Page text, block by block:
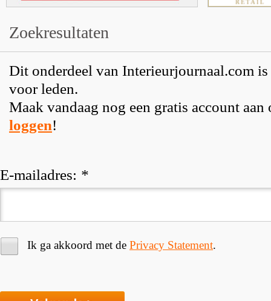
Zoekresultaten
Dit onderdeel van Interieurjournaal.com
voor leden.
Maak vandaag nog een gratis account
loggen!
E-mailadres: *
Ik ga akkoord met de Privacy Statement.